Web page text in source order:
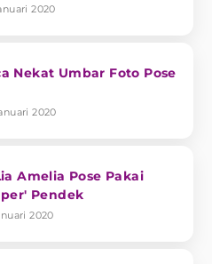
2020
Nekat Umbar Foto Pose
2020
Amelia Pose Pakai
Pendek
2020